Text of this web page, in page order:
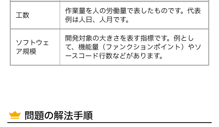
工数
作業量を人の労働量で表したものです。代表
例は人日、人月です。
ソフトウェ
ア規模
開発対象の大きさを表す指標です。例とし
て、機能量（ファンクションポイント）やソ
ースコード行数などがあります。
問題の解法手順